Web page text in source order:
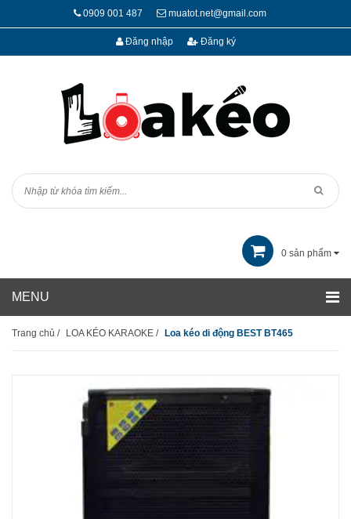
0909 001 487 muatot.net@gmail.com
Đăng nhập Đăng ký
0 sản phẩm
Trang chủ / LOA KÉO KARAOKE / Loa kéo di động BEST BT465